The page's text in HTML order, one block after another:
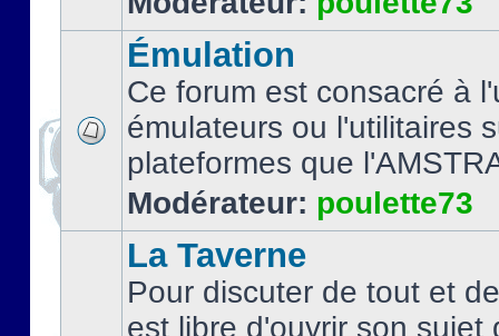
Émulation
Ce forum est consacré à
émulateurs ou l'utilitaires
plateformes que
Modérateur: poulette73
La Taverne
Pour discuter de tout et
est libre d'ouvrir son sujet